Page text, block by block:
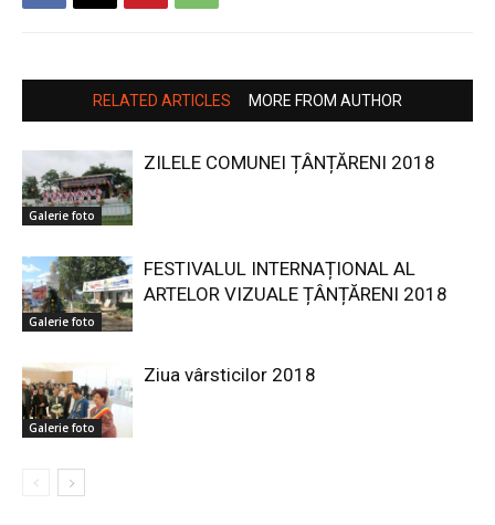
RELATED ARTICLES MORE FROM AUTHOR
Galerie foto
ZILELE COMUNEI ȚÂNȚĂRENI 2018
Galerie foto
FESTIVALUL INTERNAȚIONAL AL
ARTELOR VIZUALE ȚÂNȚĂRENI 2018
Galerie foto
Ziua vârsticilor 2018